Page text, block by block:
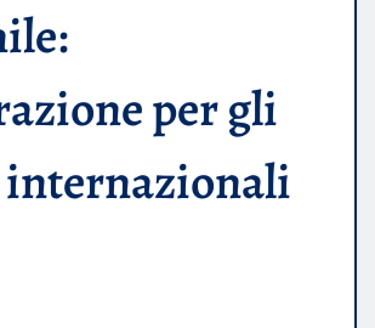
per gli